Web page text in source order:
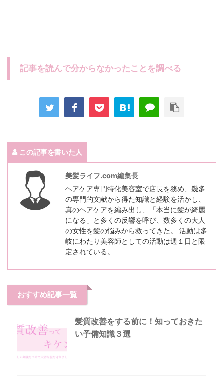
記事を読んで分からなかったことを調べる
この記事を書いた人
美髪ライフ.com編集長
ヘアケア専門特化美容室で店長を務め、幾多
の専門的文献から得た知識と経験を活かし、
真のヘアケアを編み出し、「本当に髪が綺麗
になる」と多くの反響を呼び、数多くの大人
の女性を髪の悩みから救ってきた。 活動は多
岐にわたり美容師としての活動は週１日と限
定されている。
おすすめ記事一覧
髪質改善をする前に！知っておきた
い予備知識３選